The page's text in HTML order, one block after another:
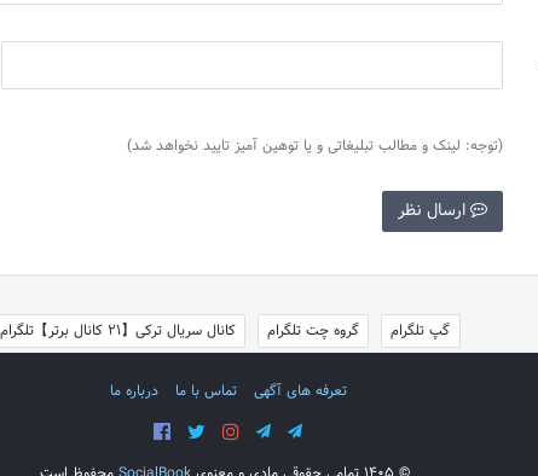
(توجه: لینک و مطالب تبلیغاتی و یا توهین آمیز تایید نخواهد شد)
ارسال نظر
گپ تلگرام گروه چت تلگرام کانال سریال ترکی【21 کانال برتر】تلگرام
تعرفه های آگهی تماس با ما درباره ما